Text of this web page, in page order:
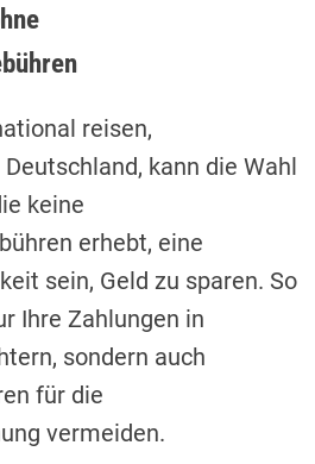
reisen,
kann die Wahl
keine
erhebt, eine
sein, Geld zu sparen. So
Ihre Zahlungen in
sondern auch
für die
vermeiden.